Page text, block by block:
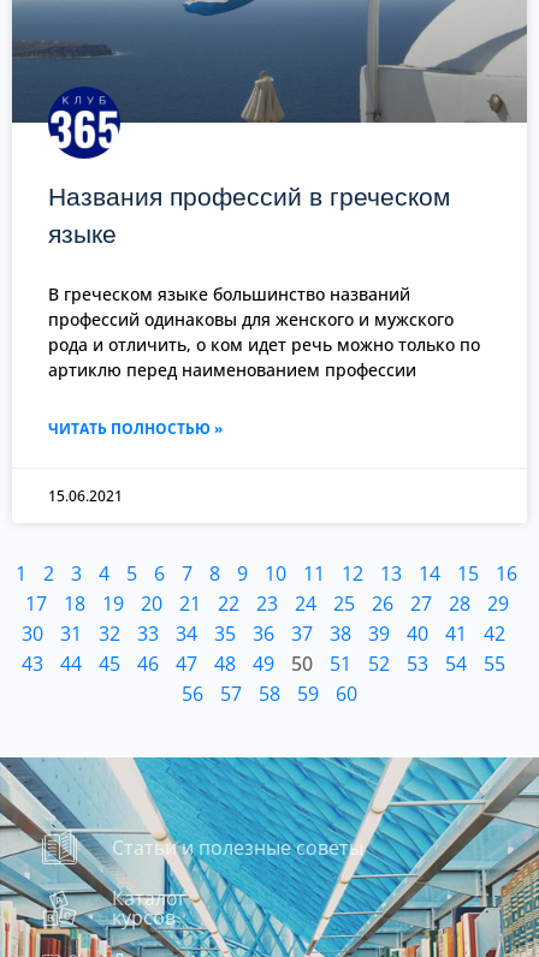
Названия профессий в греческом
языке
В греческом языке большинство названий
профессий одинаковы для женского и мужского
рода и отличить, о ком идет речь можно только по
артиклю перед наименованием профессии
ЧИТАТЬ ПОЛНОСТЬЮ »
15.06.2021
1 2 3 4 5 6 7 8 9 10 11 12 13 14 15
16
17
18 19 20 21 22 23 24 25 26 27 28
29
30
31 32 33 34 35 36 37 38 39 40 41
42
43
44 45 46 47 48 49 50 51 52 53 54
55
56
57 58 59 60
Статьи и полезные советы
Каталог
курсов